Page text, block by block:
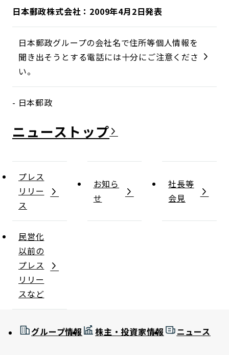
日本郵政株式会社：2009年4月2日発表
日本郵政グループの会社名で住所等個人情報を
聞き出そうとする電話には十分にご注意くださ
い。
- 日本郵政
ニュース
プレス
リリー
ス
お知ら
せ
社長等
会見
民営化
以前の
プレス
リリー
スなど
グループ情報 株主・投資家情報 ニュース